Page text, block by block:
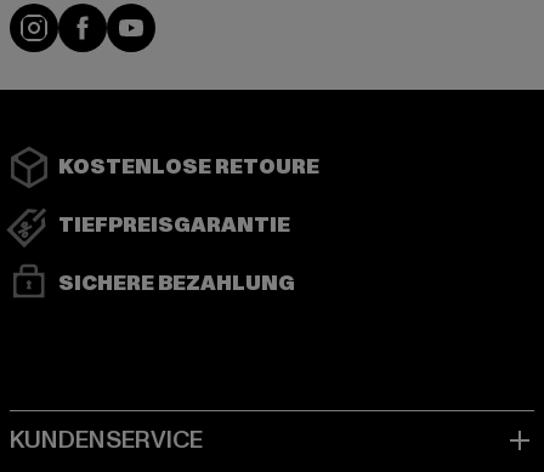
Instagram
FacebookYouTube
KOSTENLOSE RETOURE
TIEFPREISGARANTIE
SICHERE BEZAHLUNG